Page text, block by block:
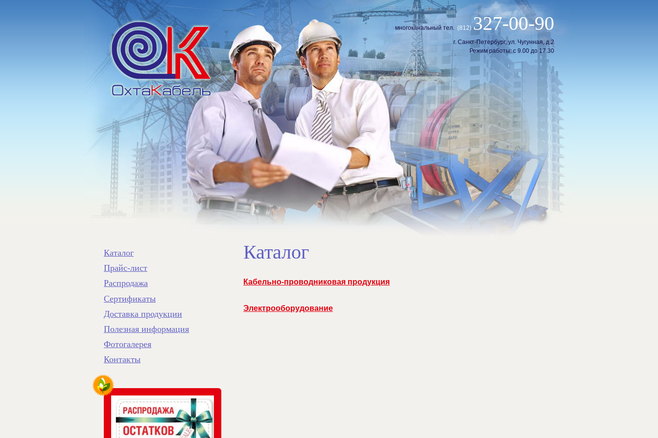
многоканальный тел. (812) 327-00-90
г. Санкт-Петербург, ул. Чугунная, д.2
Режим работы: с 9.00 до 17.30
Каталог
Прайс-лист
Распродажа
Сертификаты
Доставка продукции
Полезная информация
Фотогалерея
Контакты
Каталог
Кабельно-проводниковая продукция
Электрооборудование